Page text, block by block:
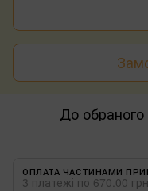
До обраного
ОПЛАТА ЧАСТИНАМИ
3 платежі по 670.00 грн